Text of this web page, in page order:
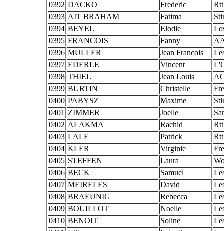
0392 DACKO Frederic
Rtt
0393 AIT BRAHAM Fatima
0394 BEYEL Elodie
0395 FRANCOIS Fanny
0396 MULLER Jean Francois
0397 EDERLE Vincent
0398 THIEL Jean Louis
0399 BURTIN Christelle
0400 PABYSZ Maxime
0401 ZIMMER Joelle
0402 ALAKMA Rachid
Rtt
0403 LALE Patrick
Rtt
0404 KLER Virginie
0405 STEFFEN Laura
0406 BECK Samuel
0407 MEIRELES David
0408 BRAEUNIG Rebecca
0409 BOUILLOT Noelle
0410 BENOIT Soline